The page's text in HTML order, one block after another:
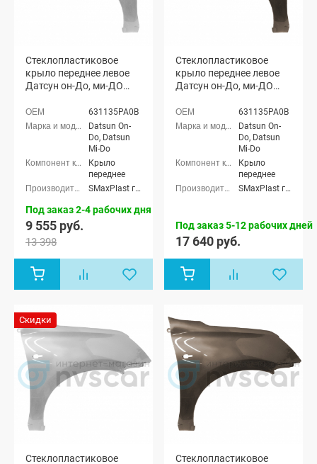
Стеклопластиковое
крыло переднее левое
Датсун он-До, ми-ДО
631135PA0B
Datsun On-
Do, Datsun
Mi-Do
Крыло
переднее
SMaxPlast г. Тольятти
Под заказ 2-4 рабочих дня
9 555 руб.
13 398
Стеклопластиковое
крыло переднее левое
Датсун он-До, ми-ДО
631135PA0B
Datsun On-
Do, Datsun
Mi-Do
Крыло
переднее
SMaxPlast г. Тольятти
Под заказ 5-12 рабочих дней
17 640 руб.
Скидки
Стеклопластиковое
Стеклопластиковое